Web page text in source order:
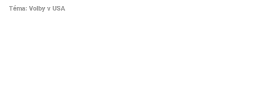
Téma: Volby v USA